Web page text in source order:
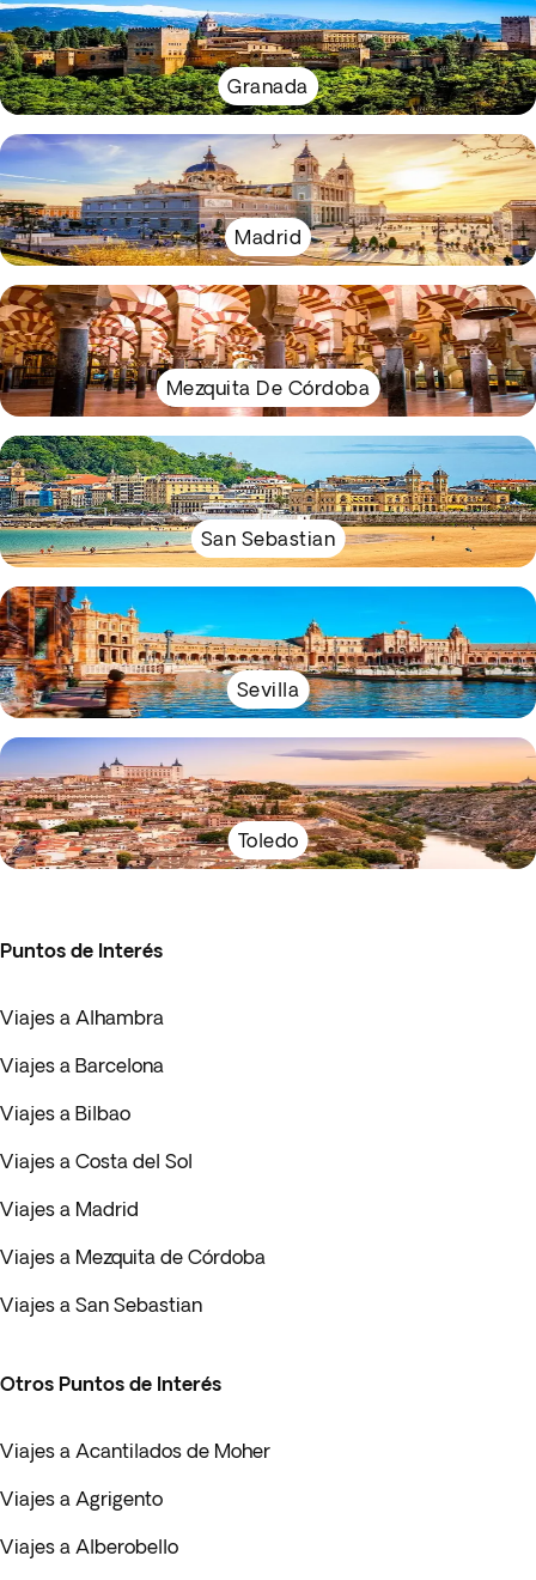
Granada
Madrid
Mezquita De Córdoba
San Sebastian
Sevilla
Toledo
Puntos de Interés
Viajes a Alhambra
Viajes a Barcelona
Viajes a Bilbao
Viajes a Costa del Sol
Viajes a Madrid
Viajes a Mezquita de Córdoba
Viajes a San Sebastian
Otros Puntos de Interés
Viajes a Acantilados de Moher
Viajes a Agrigento
Viajes a Alberobello